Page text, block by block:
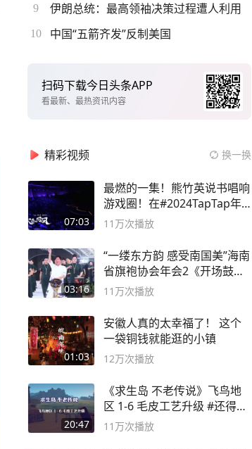
9 伊朗总统：最高领袖决策过程遭人利用
10 中国“五箭齐发”反制美国
扫码下载今日头条APP
看最新、最热资讯内容
精彩视频 换一换
07:03
最燃的一集！熊竹英说书唱响
游戏圈！在#2024TapTap年
度游戏大赏
11万次播放
03:16
“一缕东方韵 感受南国美”海南
省旗袍协会年会2《开场鼓》
二团
11万次播放
01:03
安徽人真的太幸福了！ 这个
一袋铜钱就能逛的小镇
12万次播放
20:47
《求生岛 不老传说》飞鸟地
区 1-6 毛皮工艺升级 #还得是
主机大作
11万次播放